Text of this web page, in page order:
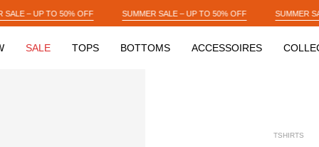
SUMMER SALE – UP TO 50% OFF SUMMER SALE – UP TO 50% OFF
SALE TOPS BOTTOMS ACCESSOIRES
TSHIRTS